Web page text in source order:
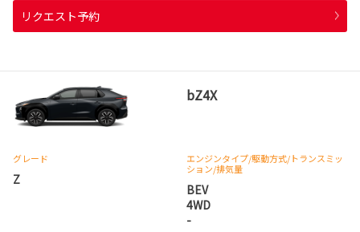
リクエスト予約
bZ4X
グレード
Z
エンジンタイプ/駆動方式/トランスミッ
ション/排気量
BEV
4WD
-